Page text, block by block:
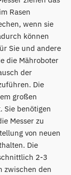
Rasen
wenn sie
können
Sie und andere
die Mähroboter
der
Die
großen
Sie benötigen
Messer zu
von neuen
Die
2-3
zwischen den